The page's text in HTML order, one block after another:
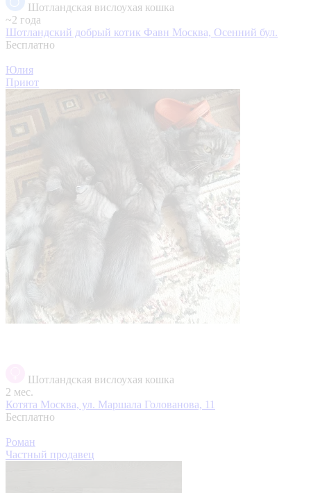
Шотландская вислоухая кошка
~2 года
Шотландский добрый котик Фавн Москва, Осенний бул.
Бесплатно
Юлия
Приют
Шотландская вислоухая кошка
2 мес.
Котята Москва, ул. Маршала Голованова, 11
Бесплатно
Роман
Частный продавец